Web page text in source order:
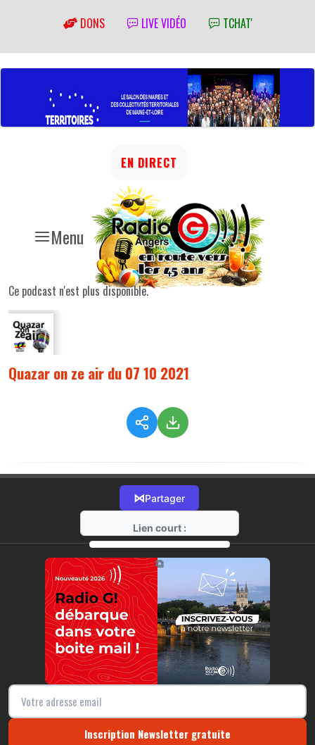
DONS LIVE VIDÉO TCHAT'
Menu
EN DIRECT
Ce podcast n'est plus disponible.
Quazar on ze air du 07 10 2021
⋈Partager
Lien court :
https://radio-g.fr?6211
⧉
Inscription Newsletter gratuite